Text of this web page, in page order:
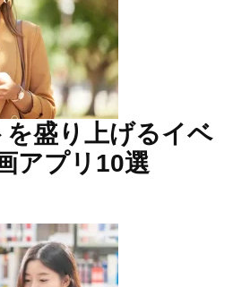
盛り上げるイベ
アプリ10選